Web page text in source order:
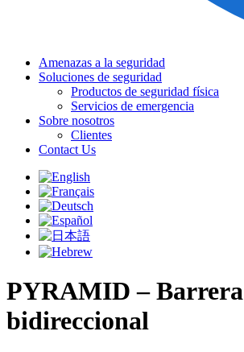
Amenazas a la seguridad
Soluciones de seguridad
Productos de seguridad física
Servicios de emergencia
Sobre nosotros
Clientes
Contact Us
PYRAMID – Barrera
bidireccional